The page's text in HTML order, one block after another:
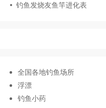
钓鱼发烧友鱼竿进化表
全国各地钓鱼场所
浮漂
钓鱼小药